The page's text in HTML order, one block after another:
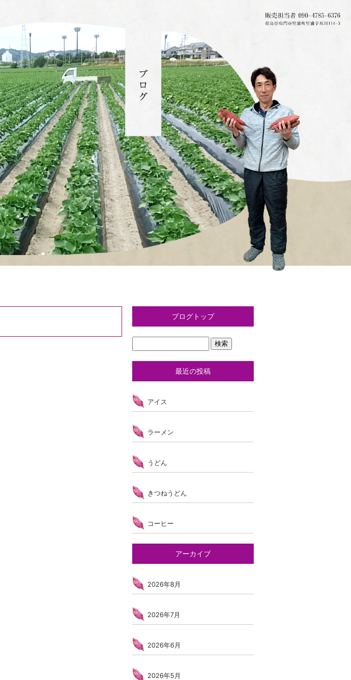
ブログトップ
最近の投稿
アイス
ラーメン
うどん
きつねうどん
コーヒー
アーカイブ
2026年8月
2026年7月
2026年6月
2026年5月